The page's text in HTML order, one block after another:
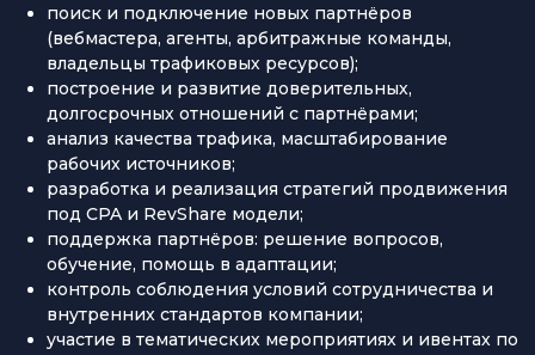
поиск и подключение новых партнёров
(вебмастера, агенты, арбитражные команды,
владельцы трафиковых ресурсов);
построение и развитие доверительных,
долгосрочных отношений с партнёрами;
анализ качества трафика, масштабирование
рабочих источников;
разработка и реализация стратегий продвижения
под CPA и RevShare модели;
поддержка партнёров: решение вопросов,
обучение, помощь в адаптации;
контроль соблюдения условий сотрудничества и
внутренних стандартов компании;
участие в тематических мероприятиях и ивентах по